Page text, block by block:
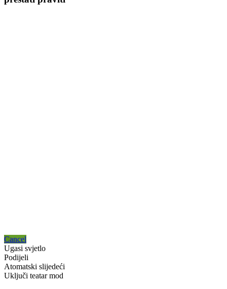
Cancel
Ugasi svjetlo
Podijeli
Atomatski slijedeći
Uključi teatar mod